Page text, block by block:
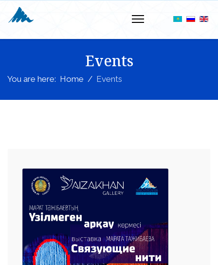
Events
You are here: Home Events